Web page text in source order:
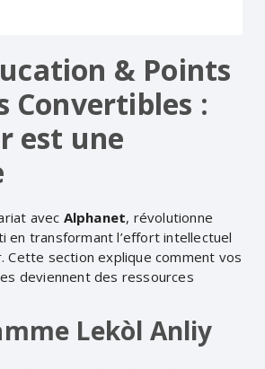
& Points
Convertibles :
est une
avec Alphanet, révolutionne
en transformant l’effort intellectuel
Cette section explique comment vos
deviennent des ressources
Lekòl Anliy